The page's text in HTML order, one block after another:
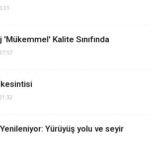
Kalite Sınıfında
Yürüyüş yolu ve seyir